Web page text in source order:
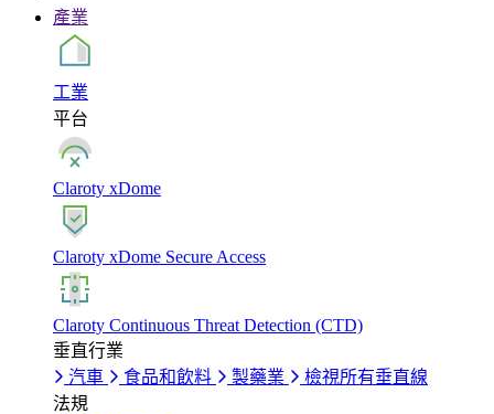
產業
工業
平台
Claroty xDome
Claroty xDome Secure Access
Claroty Continuous Threat Detection (CTD)
垂直行業
汽車
食品和飲料 製藥業
檢視所有垂直線
法規